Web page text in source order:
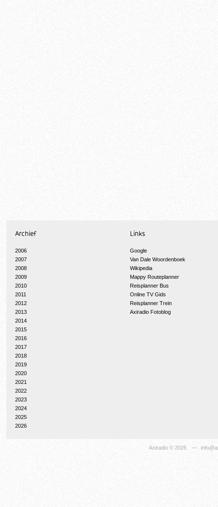
Archief
2006
2007
2008
2009
2010
2011
2012
2013
2014
2015
2016
2017
2018
2019
2020
2021
2022
2023
2024
2025
2026
Links
Google
Van Dale Woordenboek
Wikipedia
Mappy Routeplanner
Reisplanner Bus
Online TV Gids
Reisplanner Trein
Axiradio Fotoblog
Axiradio© 2026 —